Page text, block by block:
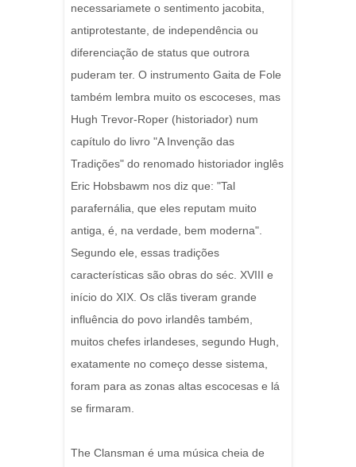
necessariamete o sentimento jacobita,
antiprotestante, de independência ou
diferenciação de status que outrora
puderam ter. O instrumento Gaita de Fole
também lembra muito os escoceses, mas
Hugh Trevor-Roper (historiador) num
capítulo do livro "A Invenção das
Tradições" do renomado historiador inglês
Eric Hobsbawm nos diz que: "Tal
parafernália, que eles reputam muito
antiga, é, na verdade, bem moderna".
Segundo ele, essas tradições
características são obras do séc. XVIII e
início do XIX. Os clãs tiveram grande
influência do povo irlandês também,
muitos chefes irlandeses, segundo Hugh,
exatamente no começo desse sistema,
foram para as zonas altas escocesas e lá
se firmaram.
The Clansman é uma música cheia de